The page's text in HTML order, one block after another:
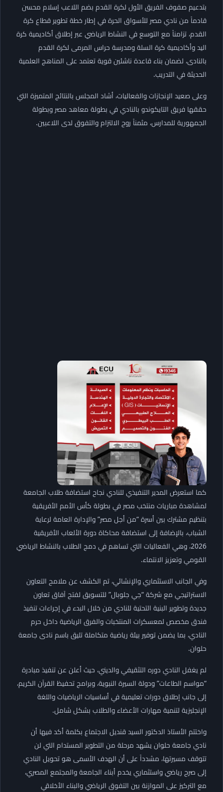
بتدعيم صفوف الفريق الأول لكرة القدم بضم اللاعب إسلام محسن
قادماً من نادي مصر للأسواق الحرة في إطار خطة تطوير قطاع كرة
القدم، تزامناً مع التوسع في النشاط الرياضي عبر إطلاق أكاديمية كرة
اليد وأكاديمية كرة السلة ومدرسة حراس المرمى لكرة القدم
بالنادى، لضمان بناء قاعدة ناشئين قوية تعتمد على المناهج العلمية
الحديثة في التدريب.
​وعلى صعيد الإنجازات والفعاليات، أشاد المجلس بالنتائج المتميزة التي
حققها فريق التايكوندو بالنادي في بطولة معاهد مصر وبطولة
الجمهورية للمدارس، مثمناً روح الالتزام والتفوق لدى اللاعبين.
كما استعرض المدير التنفيذي للنادي نجاح استضافة طلاب الجامعة
لمشاهدة مباريات منتخب مصر في بطولة كأس الأمم الأفريقية
بتنظيم مشترك بين أسرة “من أجل مصر” والإدارة العامة لرعاية
الشباب، بالإضافة إلى استضافة محاكاة دورة الألعاب الأفريقية
2026، وهي الفعاليات التي تساهم في دمج الطلاب بالنشاط الرياضي
القومي وتعزيز الانتماء.
​وفي الجانب الاستثماري والإنشائي، تم الكشف عن ملامح التعاون
الاستراتيجي مع شركة “جي جلوبال” للتسويق لفتح آفاق تعاون
جديدة وتطوير البنية التحتية للنادي من خلال البدء في إجراءات تنفيذ
فندق مخصص لمعسكرات المنتخبات والفرق الرياضية داخل حرم
النادي، بما يضمن توفير بيئة رياضية متكاملة تليق باسم نادى جامعة
حلوان.
لم يغفل النادي دوره التثقيفي والديني، حيث أعلن عن تنفيذ مبادرة
“مواسم الطاعات” ودولة السيرة النبوية، وبرامج تحفيظ القرآن الكريم،
إلى جانب إطلاق دورات تعليمية في أساسيات الرياضيات واللغة
الإنجليزية لتنمية مهارات الأعضاء والطلاب بشكل شامل.
​واختتم الأستاذ الدكتور السيد قنديل الاجتماع بكلمة أكد فيها أن
نادي جامعة حلوان يشهد مرحلة من التطوير المستدام التي لن
تتوقف مسيرتها، مشدداً على أن الهدف الأسمى هو تحويل النادي
إلى صرح رياضي واستثماري يخدم أبناء الجامعة والمجتمع المصري،
مع التركيز على الموازنة بين التفوق الرياضي والبناء الأخلاقي